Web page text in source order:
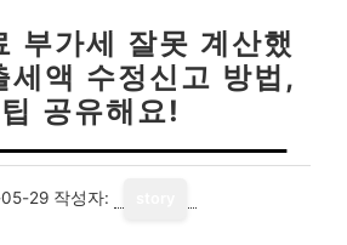
부가세 잘못 계산했
세액 수정신고 방법,
공유해요!
29 작성자: